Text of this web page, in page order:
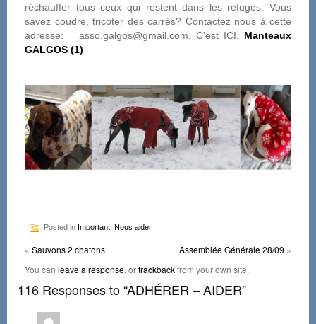
réchauffer tous ceux qui restent dans les refuges. Vous
savez coudre, tricoter des carrés? Contactez nous à cette
adresse: asso.galgos@gmail.com. C’est ICI. Manteaux
GALGOS (1)
Posted in Important Nous aider
« Sauvons 2 chatons Assemblée Générale 28/09 »
You can leave a response, ortrackbackfrom your own site.
116 Responses to “ADHÉRER – AIDER”